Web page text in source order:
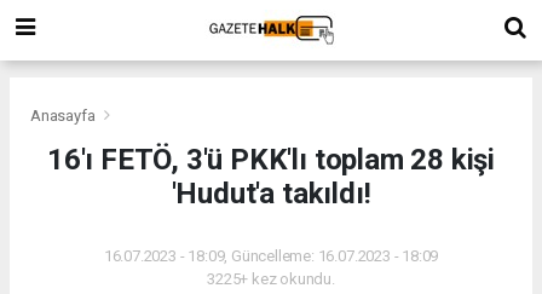
Anasayfa
16'ı FETÖ, 3'ü PKK'lı toplam 28 kişi
'Hudut'a takıldı!
16.07.2023 - 18:09, Güncelleme: 16.07.2023 - 18:09
3225+ kez okundu.